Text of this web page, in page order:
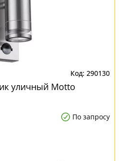
290130
уличный Motto
По запросу